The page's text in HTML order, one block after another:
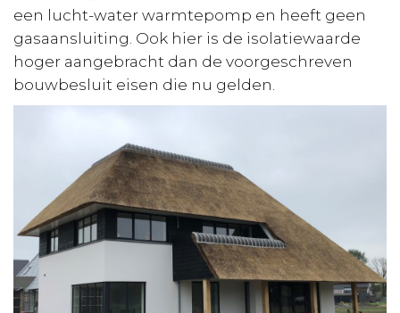
een lucht-water warmtepomp en heeft geen
gasaansluiting. Ook hier is de isolatiewaarde
hoger aangebracht dan de voorgeschreven
bouwbesluit eisen die nu gelden.